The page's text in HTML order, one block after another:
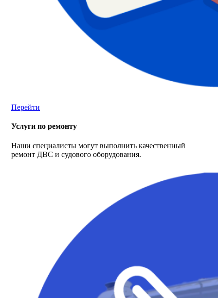
Перейти
Услуги по ремонту
Наши специалисты могут выполнить качественный
ремонт ДВС и судового оборудования.